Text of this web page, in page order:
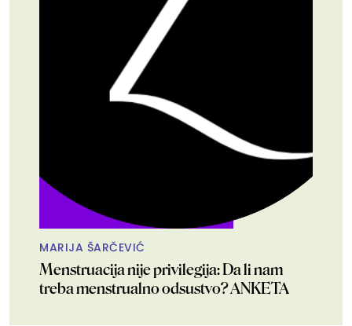
MARIJA ŠARČEVIĆ
Menstruacija nije privilegija: Da li nam
treba menstrualno odsustvo? ANKETA